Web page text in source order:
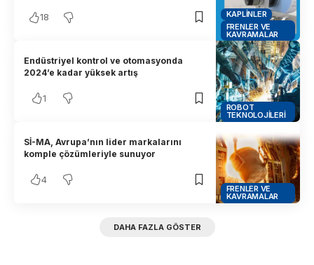
KAPLINLER
FRENLER VE
KAVRAMALAR
18
ROBOT
TEKNOLOJILERI
Endüstriyel kontrol ve otomasyonda
2024’e kadar yüksek artış
1
FRENLER VE
KAVRAMALAR
Sİ-MA, Avrupa’nın lider markalarını
komple çözümleriyle sunuyor
4
DAHA FAZLA GÖSTER